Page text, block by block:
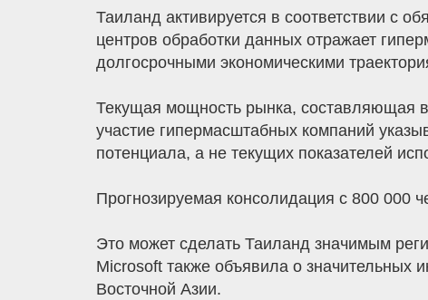
Таиланд активируется в соответствии с
центров обработки данных отражает
долгосрочными экономическими
Текущая мощность рынка, составляющая
участие гипермасштабных компаний
потенциала, а не текущих показателей
Прогнозируемая консолидация с 800 000
Это может сделать Таиланд значимым
Microsoft также объявила о значительных
Восточной Азии.